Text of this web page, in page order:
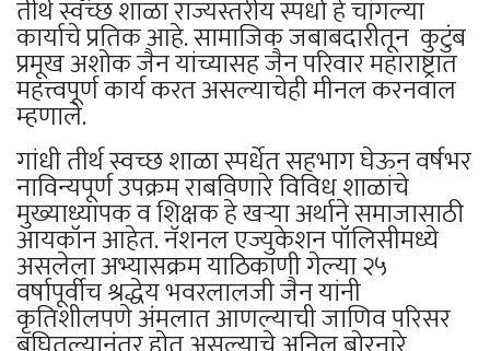
तीर्थ स्वच्छ शाळा राज्यस्तरीय स्पर्धा हे चांगल्या
कार्याचे प्रतिक आहे. सामाजिक जबाबदारीतून कुटुंब
प्रमूख अशोक जैन यांच्यासह जैन परिवार महाराष्ट्रात
महत्त्वपूर्ण कार्य करत असल्याचेही मीनल करनवाल
म्हणाले.
गांधी तीर्थ स्वच्छ शाळा स्पर्धेत सहभाग घेऊन वर्षभर
नाविन्यपूर्ण उपक्रम राबविणारे विविध शाळांचे
मुख्याध्यापक व शिक्षक हे खऱ्या अर्थाने समाजासाठी
आयकॉन आहेत. नॅशनल एज्युकेशन पॉलिसीमध्ये
असलेला अभ्यासक्रम याठिकाणी गेल्या २५
वर्षापूर्वीच श्रद्धेय भवरलालजी जैन यांनी
कृतिशीलपणे अंमलात आणल्याची जाणिव परिसर